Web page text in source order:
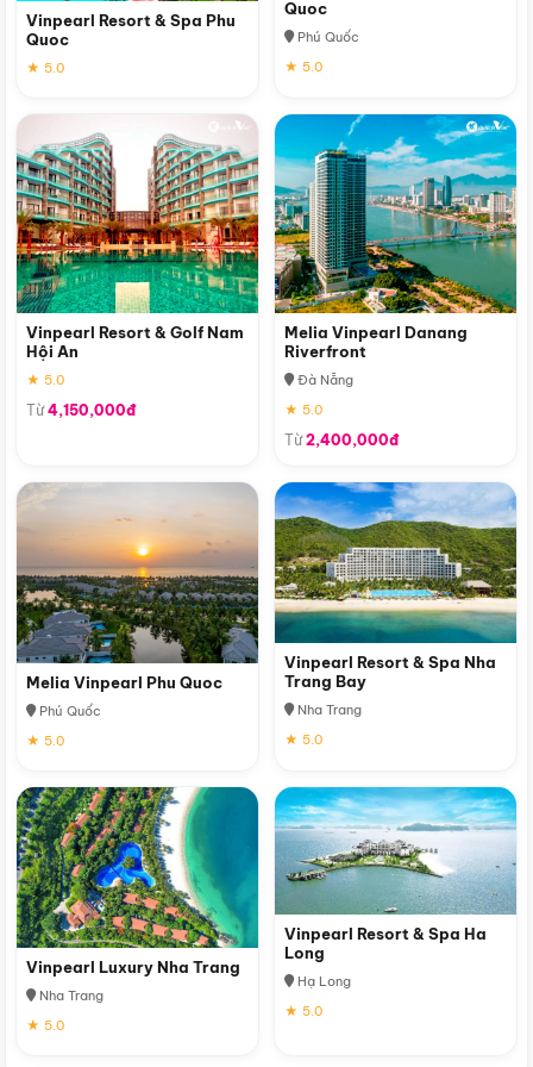
Vinpearl Resort & Spa Phu
Quoc
★ 5.0
Quoc
Phú Quốc
★ 5.0
Vinpearl Resort & Golf Nam
Hội An
★ 5.0
Từ4,150,000đ
Melia Vinpearl Danang
Riverfront
Đà Nẵng
★ 5.0
Từ2,400,000đ
Melia Vinpearl Phu Quoc
Phú Quốc
★ 5.0
Vinpearl Resort & Spa Nha
Trang Bay
Nha Trang
★ 5.0
Vinpearl Luxury Nha Trang
Nha Trang
★ 5.0
Vinpearl Resort & Spa Ha
Long
Hạ Long
★ 5.0